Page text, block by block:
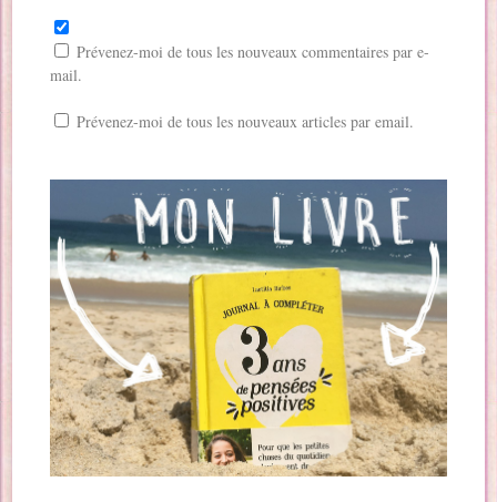
Prévenez-moi de tous les nouveaux commentaires par e-
mail.
Prévenez-moi de tous les nouveaux articles par email.